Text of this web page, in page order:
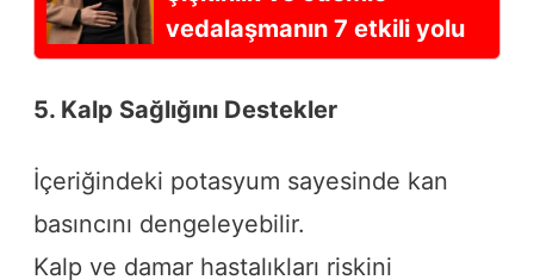
vedalaşmanın 7 etkili yolu
5. Kalp Sağlığını Destekler
İçeriğindeki potasyum sayesinde kan
basıncını dengeleyebilir.
Kalp ve damar hastalıkları riskini